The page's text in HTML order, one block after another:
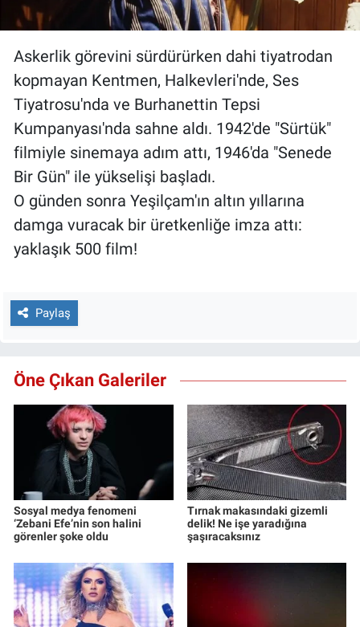
Askerlik görevini sürdürürken dahi tiyatrodan
kopmayan Kentmen, Halkevleri'nde, Ses
Tiyatrosu'nda ve Burhanettin Tepsi
Kumpanyası'nda sahne aldı. 1942'de "Sürtük"
filmiyle sinemaya adım attı, 1946'da "Senede
Bir Gün" ile yükselişi başladı.
O günden sonra Yeşilçam'ın altın yıllarına
damga vuracak bir üretkenliğe imza attı:
yaklaşık 500 film!
Paylaş
Öne Çıkan Galeriler
Sosyal medya fenomeni
‘Zebani Efe’nin son halini
görenler şoke oldu
Tırnak makasındaki gizemli
delik! Ne işe yaradığına
şaşıracaksınız